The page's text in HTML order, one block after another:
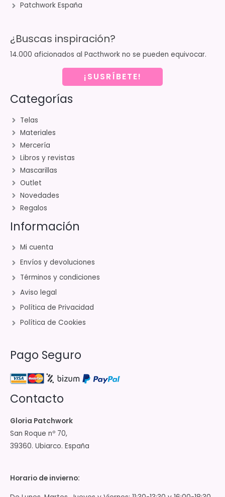
Patchwork España
¿Buscas inspiración?
14.000 aficionados al Pacthwork no se pueden equivocar.
¡SUSRÍBETE!
Categorías
Telas
Materiales
Mercería
Libros y revistas
Mascarillas
Outlet
Novedades
Regalos
Información
Mi cuenta
Envíos y devoluciones
Términos y condiciones
Aviso legal
Política de Privacidad
Política de Cookies
Pago Seguro
Contacto
Gloria Patchwork
San Roque nº 70,
39360. Ubiarco. España
Horario de invierno: